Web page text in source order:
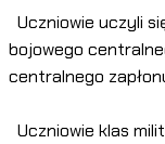
Uczniowie uczyli
bojowego
centralnego
Uczniowie klas